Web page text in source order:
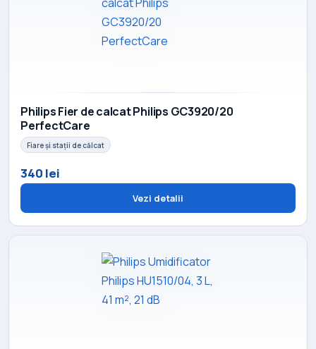
Philips Fier de calcat Philips GC3920/20
PerfectCare
Fiare și stații de călcat
340 lei
Vezi detalii